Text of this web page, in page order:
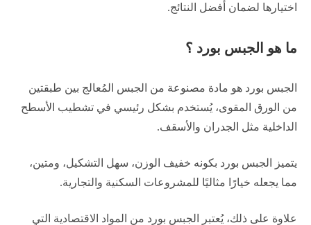
اختيارها لضمان أفضل النتائج.
ما هو الجبس بورد ؟
الجبس بورد هو مادة مصنوعة من الجبس المُعالج بين طبقتين
من الورق المقوى، يُستخدم بشكل رئيسي في تشطيب الأسطح
الداخلية مثل الجدران والأسقف.
يتميز الجبس بورد بكونه خفيف الوزن، سهل التشكيل، ومتين،
مما يجعله خيارًا مثاليًا للمشروعات السكنية والتجارية.
علاوة على ذلك، يُعتبر الجبس بورد من المواد الاقتصادية التي